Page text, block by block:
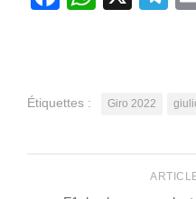
Étiquettes : Giro 2022